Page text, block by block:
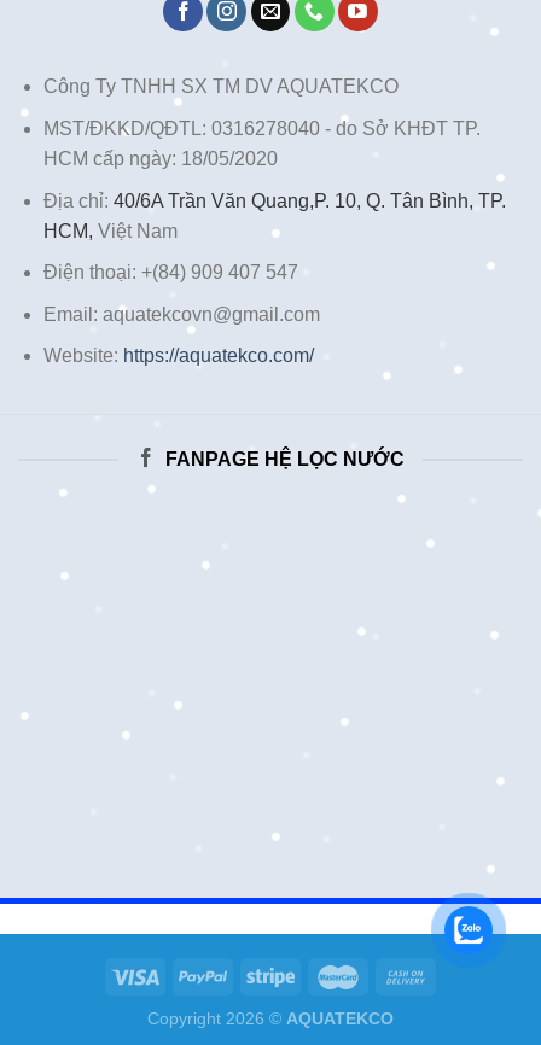
Công Ty TNHH SX TM DV AQUATEKCO
MST/ĐKKD/QĐTL: 0316278040 - do Sở KHĐT TP.
HCM cấp ngày: 18/05/2020
Địa chỉ: 40/6A Trần Văn Quang,P. 10, Q. Tân Bình, TP.
HCM, Việt Nam
Điện thoại: +(84) 909 407 547
Email: aquatekcovn@gmail.com
Website: https://aquatekco.com/
FANPAGE HỆ LỌC NƯỚC
Copyright 2026 © AQUATEKCO